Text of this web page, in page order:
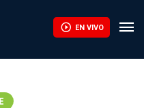
EN VIVO